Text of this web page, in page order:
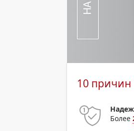
10 причин
Более